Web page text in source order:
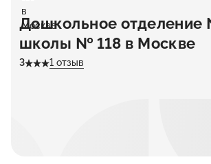
Дошкольное отделение
школы № 118 в Москве
3 1 отзыв